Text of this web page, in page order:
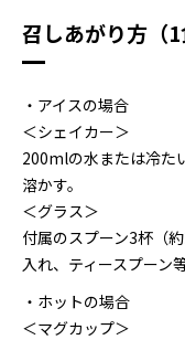
召しあがり方（1
・アイスの場合
＜シェイカー＞
200mlの水または冷た
溶かす。
＜グラス＞
付属のスプーン3杯（
入れ、ティースプーン
・ホットの場合
＜マグカップ＞